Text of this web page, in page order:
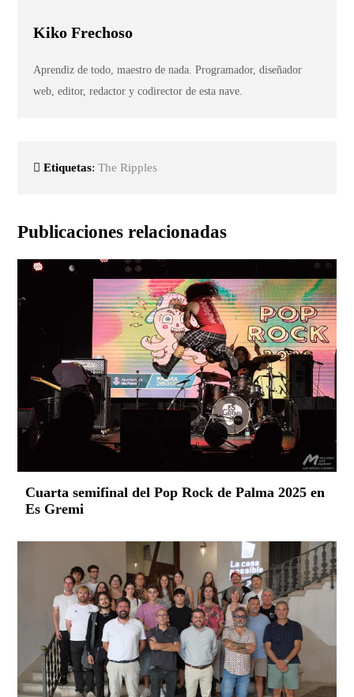
Kiko Frechoso
Aprendiz de todo, maestro de nada. Programador, diseñador
web, editor, redactor y codirector de esta nave.
Etiquetas:The Ripples
Publicaciones relacionadas
Cuarta semifinal del Pop Rock de Palma 2025 en
Es Gremi